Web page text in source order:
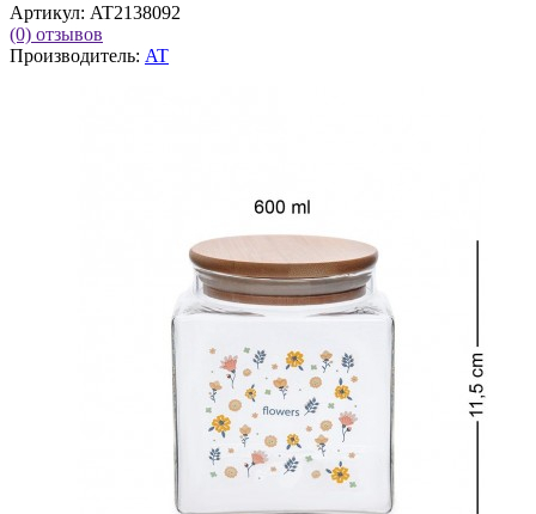
Артикул: AT2138092
(0) отзывов
Производитель: AT